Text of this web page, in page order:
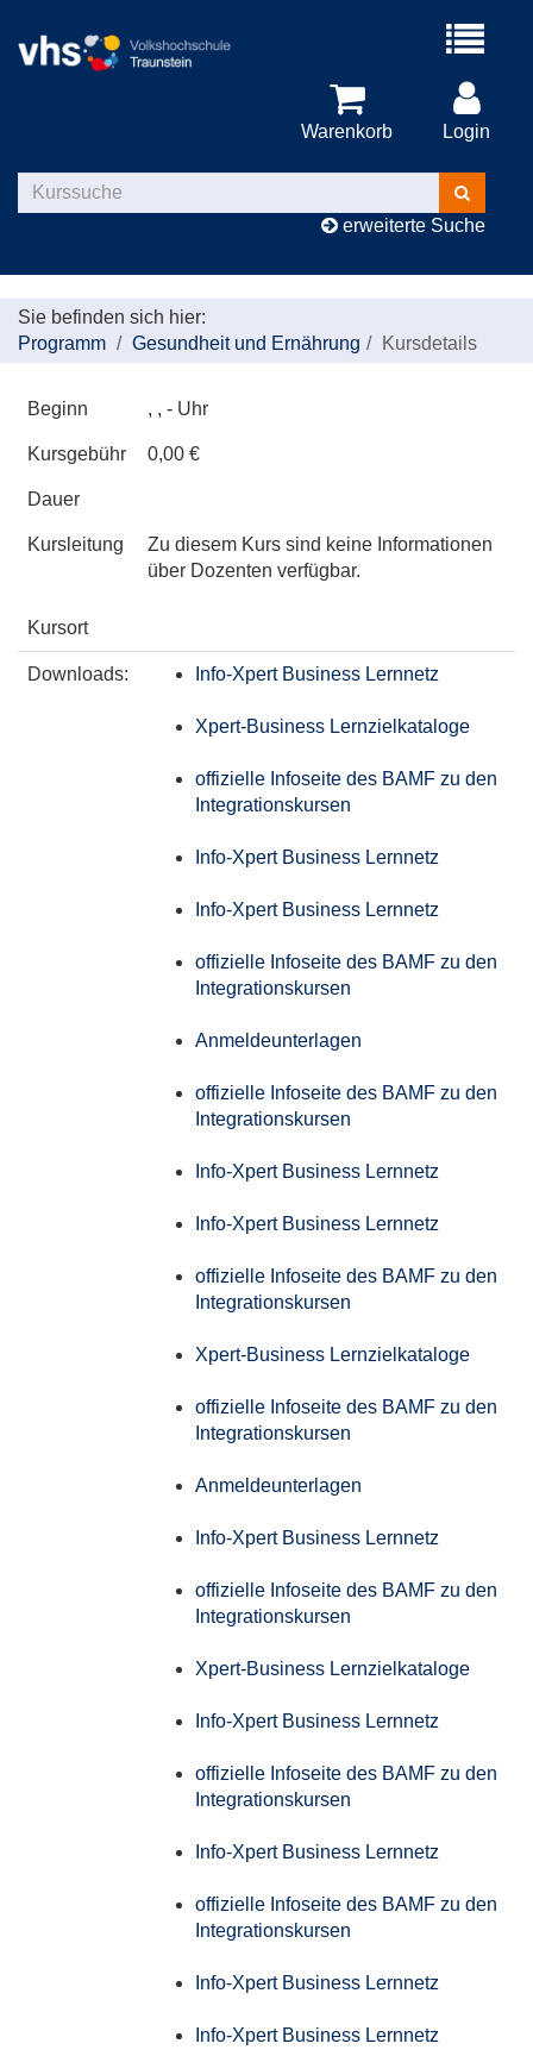
Menü
Warenkorb Login
Kurse
suchen
erweiterte Suche
Sie befinden sich hier:
Programm
Gesundheit und Ernährung Kursdetails
Beginn , , - Uhr
Kursgebühr 0,00 €
Dauer
Kursleitung
Zu diesem Kurs sind keine Informationen
über Dozenten verfügbar.
Kursort
Downloads: Info-Xpert Business Lernnetz
Xpert-Business Lernzielkataloge
offizielle Infoseite des BAMF zu den
Integrationskursen
Info-Xpert Business Lernnetz
Info-Xpert Business Lernnetz
offizielle Infoseite des BAMF zu den
Integrationskursen
Anmeldeunterlagen
offizielle Infoseite des BAMF zu den
Integrationskursen
Info-Xpert Business Lernnetz
Info-Xpert Business Lernnetz
offizielle Infoseite des BAMF zu den
Integrationskursen
Xpert-Business Lernzielkataloge
offizielle Infoseite des BAMF zu den
Integrationskursen
Anmeldeunterlagen
Info-Xpert Business Lernnetz
offizielle Infoseite des BAMF zu den
Integrationskursen
Xpert-Business Lernzielkataloge
Info-Xpert Business Lernnetz
offizielle Infoseite des BAMF zu den
Integrationskursen
Info-Xpert Business Lernnetz
offizielle Infoseite des BAMF zu den
Integrationskursen
Info-Xpert Business Lernnetz
Info-Xpert Business Lernnetz